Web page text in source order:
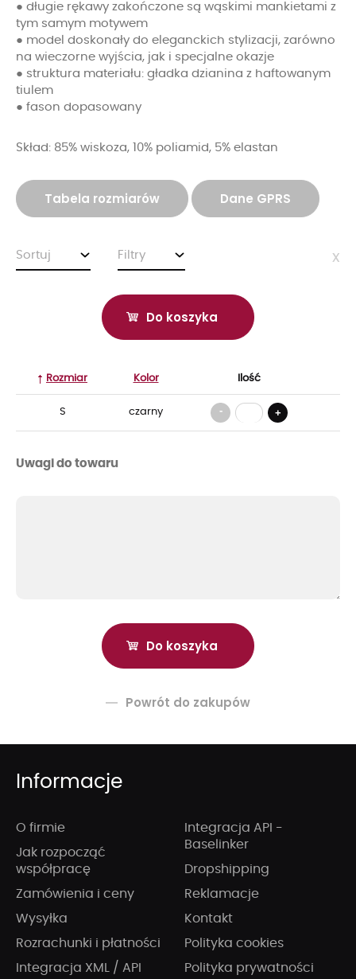
● długie rękawy zakończone są wąskimi mankietami z
tym samym motywem
● model doskonały do eleganckich stylizacji, zarówno
na wieczorne wyjścia, jak i specjalne okazje
● struktura materiału: gładka dzianina z haftowanym
tiulem
● fason dopasowany
Skład: 85% wiskoza, 10% poliamid, 5% elastan
Tabela rozmiarów Dane GPRS
Sortuj Filtry x
Do koszyka
Rozmiar Kolor Ilość
S czarny - +
Uwagi do towaru
Powrót do zakupów
Informacje
O firmie
Jak rozpocząć
współpracę
Zamówienia i ceny
Wysyłka
Rozrachunki i płatności
Integracja XML / API
Integracja API -
Baselinker
Dropshipping
Reklamacje
Kontakt
Polityka cookies
Polityka prywatności